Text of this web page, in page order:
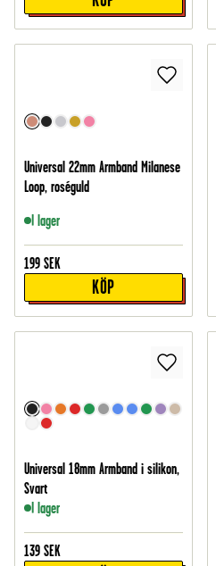
Universal 22mm Armband Milanese
Loop, roséguld
I lager
199 SEK
KÖP
Universal 18mm Armband i silikon,
Svart
I lager
139 SEK